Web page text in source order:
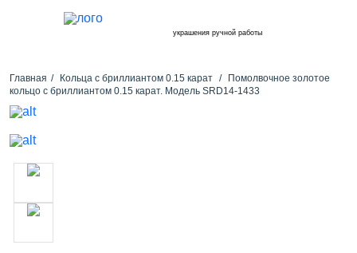
украшения ручной работы
Главная Кольца с бриллиантом 0.15 карат
Помолвочное золотое
кольцо с бриллиантом 0.15 карат. Модель SRD14-1433